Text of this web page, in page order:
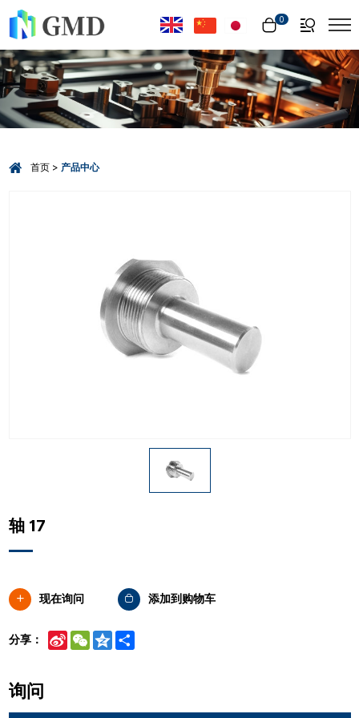
Select Language ▼ 0
首页 产品中心
轴 17
现在询问 添加到购物车
分享：
Sina
Weibo
WeChatQzone
询问